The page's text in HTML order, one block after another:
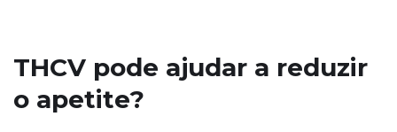
THCV pode ajudar a reduzir
o apetite?